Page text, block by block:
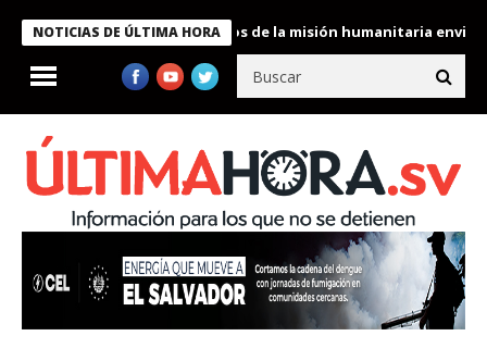
NOTICIAS DE ÚLTIMA HORA
condecora a miembros de la misión humanitaria enviada a